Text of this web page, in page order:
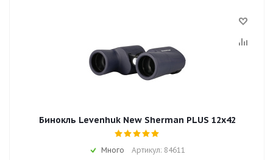
Бинокль Levenhuk New Sherman PLUS 12x42
Много Артикул: 84611